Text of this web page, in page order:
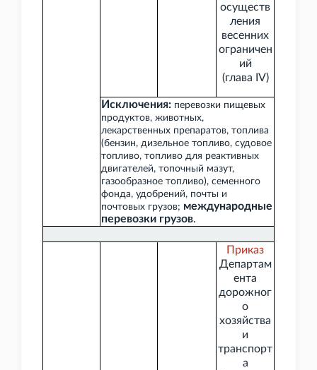
осуществ
ления
весенних
ограничен
ий
(глава IV)
Исключения: перевозки пищевых
продуктов, животных,
лекарственных препаратов, топлива
(бензин, дизельное топливо, судовое
топливо, топливо для реактивных
двигателей, топочный мазут,
газообразное топливо), семенного
фонда, удобрений, почты и
почтовых грузов; международные
перевозки грузов.
Приказ
Департам
ента
дорожног
о
хозяйства
и
транспорт
а